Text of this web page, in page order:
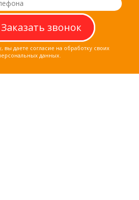
вы даете согласие на обработку своих
данных.